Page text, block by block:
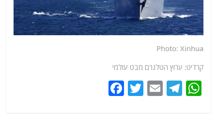
Photo: Xinhua
קרדיט: ערוץ הטלגרם מבט עולמי
W
T
E
T